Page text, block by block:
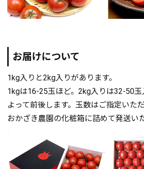
お届けについて
1kg入りと2kg入りがあります。
1kgは16-25玉ほど。2kg入りは32-50玉
よって前後します。玉数はご指定いた
おかざき農園の化粧箱に詰めて発送い